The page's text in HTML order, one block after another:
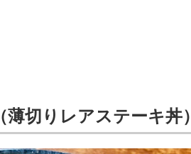
切りレアステーキ丼）